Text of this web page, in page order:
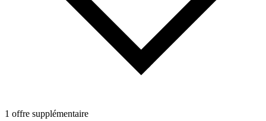
1 offre supplémentaire